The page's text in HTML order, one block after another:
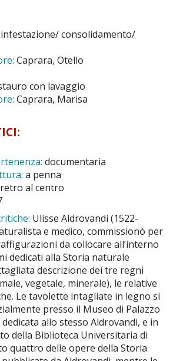
consolidamento/
Caprara, Otello
con lavaggio
Caprara, Marisa
documentaria
a penna
al centro
Ulisse Aldrovandi (1522-
e medico, commissionò per
da collocare all’interno
dedicati alla Storia naturale
descrizione dei tre regni
vegetale, minerale), le relative
Le tavolette intagliate in legno si
presso il Museo di Palazzo
allo stesso Aldrovandi, e in
della Biblioteca Universitaria di
quattro delle opere della Storia